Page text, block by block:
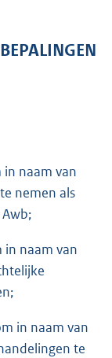
naam van
nemen als
in naam van
in naam van
te